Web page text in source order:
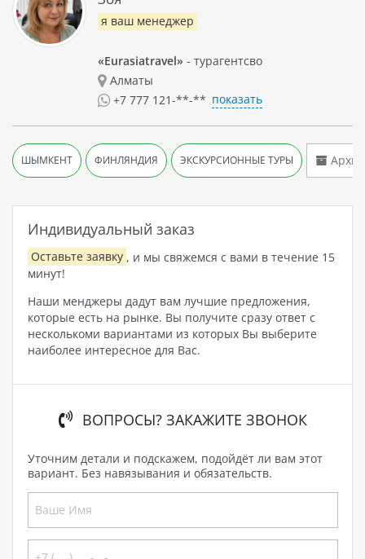
Индивидуальный заказ
Оставьте заявку , и мы свяжемся с вами в течение 15
минут!
Наши менджеры дадут вам лучшие предложения,
которые есть на рынке. Вы получите сразу ответ с
несколькоми вариантами из которых Вы выберите
наиболее интересное для Вас.
ВОПРОСЫ? ЗАКАЖИТЕ ЗВОНОК
Уточним детали и подскажем, подойдёт ли вам этот
вариант. Без навязывания и обязательств.
я ваш менеджер
«Eurasiatravel» - турагентсво
Алматы
+7 777 121-**-** показать
ШЫМКЕНТ ФИНЛЯНДИЯ ЭКСКУРСИОННЫЕ ТУРЫ